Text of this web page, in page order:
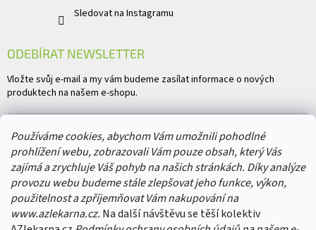
Používáme cookies, abychom Vám umožnili pohodlné
prohlížení webu, zobrazovali Vám pouze obsah, který Vás
zajímá a zrychluje Váš pohyb na našich stránkách. Díky analýze
provozu webu budeme stále zlepšovat jeho funkce, výkon,
použitelnost a zpříjemňovat Vám nakupování na
www.azlekarna.cz. Na další návštěvu se těší kolektiv
Sledovat na Instagramu
ODEBÍRAT NEWSLETTER
Vložte svůj e-mail a my vám budeme zasílat informace o nových
produktech na našem e-shopu.
Vložením e-mailu souhlasíte spodmínkami ochrany osobních údajů
PŘIHLÁSIT SE